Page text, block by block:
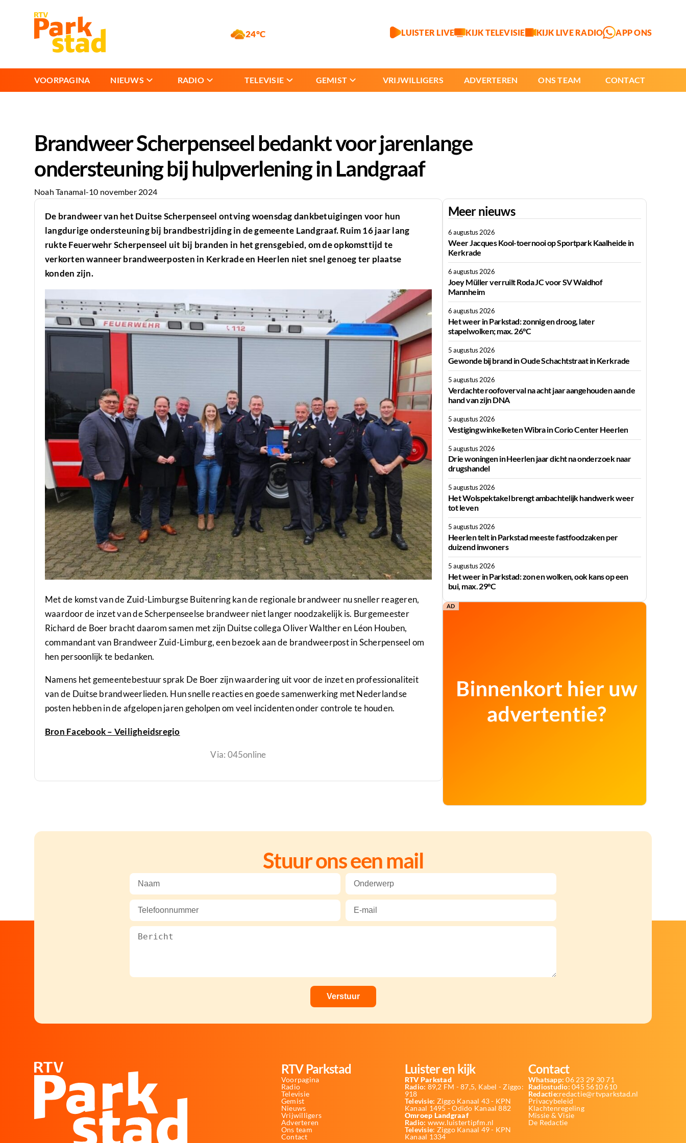
24°C LUISTER LIVE KIJK TELEVISIE KIJK LIVE RADIO APP ONS
VOORPAGINA NIEUWS RADIO TELEVISIE GEMIST VRIJWILLIGERS ADVERTEREN ONS TEAM CONTACT
Brandweer Scherpenseel bedankt voor jarenlange
ondersteuning bij hulpverlening in Landgraaf
Noah Tanamal-10 november 2024
De brandweer van het Duitse Scherpenseel ontving woensdag dankbetuigingen voor hun
langdurige ondersteuning bij brandbestrijding in de gemeente Landgraaf. Ruim 16 jaar lang
rukte Feuerwehr Scherpenseel uit bij branden in het grensgebied, om de opkomsttijd te
verkorten wanneer brandweerposten in Kerkrade en Heerlen niet snel genoeg ter plaatse
konden zijn.
Met de komst van de Zuid-Limburgse Buitenring kan de regionale brandweer nu sneller reageren,
waardoor de inzet van de Scherpenseelse brandweer niet langer noodzakelijk is. Burgemeester
Richard de Boer bracht daarom samen met zijn Duitse collega Oliver Walther en Léon Houben,
commandant van Brandweer Zuid-Limburg, een bezoek aan de brandweerpost in Scherpenseel om
hen persoonlijk te bedanken.
Namens het gemeentebestuur sprak De Boer zijn waardering uit voor de inzet en professionaliteit
van de Duitse brandweerlieden. Hun snelle reacties en goede samenwerking met Nederlandse
posten hebben in de afgelopen jaren geholpen om veel incidenten onder controle te houden.
Bron Facebook – Veiligheidsregio
Via: 045online
Meer nieuws
6 augustus 2026
Weer Jacques Kool-toernooi op Sportpark Kaalheide in
Kerkrade
6 augustus 2026
Joey Müller verruilt Roda JC voor SV Waldhof
Mannheim
6 augustus 2026
Het weer in Parkstad: zonnig en droog, later
stapelwolken; max. 26°C
5 augustus 2026
Gewonde bij brand in Oude Schachtstraat in Kerkrade
5 augustus 2026
Verdachte roofoverval na acht jaar aangehouden aan de
hand van zijn DNA
5 augustus 2026
Vestiging winkelketen Wibra in Corio Center Heerlen
5 augustus 2026
Drie woningen in Heerlen jaar dicht na onderzoek naar
drugshandel
5 augustus 2026
Het Wolspektakel brengt ambachtelijk handwerk weer
tot leven
5 augustus 2026
Heerlen telt in Parkstad meeste fastfoodzaken per
duizend inwoners
5 augustus 2026
Het weer in Parkstad: zon en wolken, ook kans op een
bui, max. 29°C
AD
Stuur ons een mail
RTV Parkstad
Voorpagina
Radio
Televisie
Gemist
Nieuws
Vrijwilligers
Adverteren
Ons team
Contact
Luister en kijk
RTV Parkstad
Radio: 89,2 FM - 87,5, Kabel - Ziggo:
918
Televisie: Ziggo Kanaal 43 - KPN
Kanaal 1495 - Odido Kanaal 882
Omroep Landgraaf
Radio: www.luistertipfm.nl
Televisie: Ziggo Kanaal 49 - KPN
Kanaal 1334
Contact
Whatsapp: 06 23 29 30 71
Radiostudio: 045 5610 610
Redactie:redactie@rtvparkstad.nl
Privacybeleid
Klachtenregeling
Missie & Visie
De Redactie